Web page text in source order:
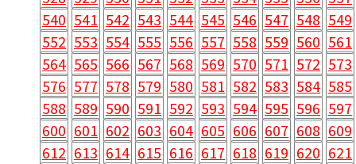
540 541 542 543 544 545 546 547 548 549
552 553 554 555 556 557 558 559 560 561
564 565 566 567 568 569 570 571 572 573
576 577 578 579 580 581 582 583 584 585
588 589 590 591 592 593 594 595 596 597
600 601 602 603 604 605 606 607 608 609
612 613 614 615 616 617 618 619 620 621